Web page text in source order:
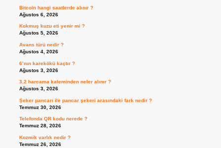
Bitcoin hangi saatlerde alınır ?
Ağustos 6, 2026
Kokmuş kuzu eti yenir mi ?
Ağustos 5, 2026
Avans türü nedir ?
Ağustos 4, 2026
6’nın karekökü kaçtır ?
Ağustos 3, 2026
3.2 harcama kaleminden neler alınır ?
Ağustos 3, 2026
Şeker pancarı ile pancar şekeri arasındaki fark nedir ?
Temmuz 30, 2026
Telefonda QR kodu nerede ?
Temmuz 28, 2026
Kozmik varlık nedir ?
Temmuz 26, 2026